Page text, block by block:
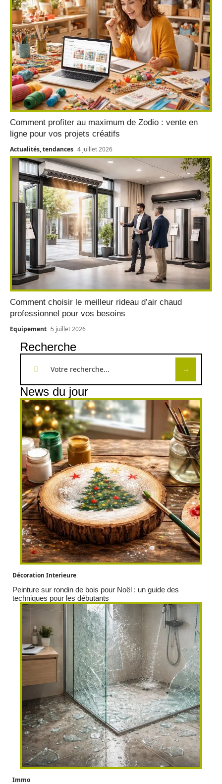
Comment profiter au maximum de Zodio : vente en
ligne pour vos projets créatifs
Actualités, tendances 4 juillet 2026
Comment choisir le meilleur rideau d’air chaud
professionnel pour vos besoins
Equipement 5 juillet 2026
Recherche
News du jour
Décoration Interieure
Peinture sur rondin de bois pour Noël : un guide des
techniques pour les débutants
Immo